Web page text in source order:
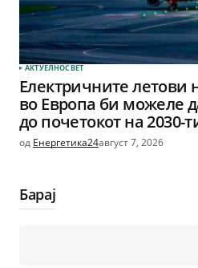
АКТУЕЛНОСВЕТ
Електричните летови
во Европа би можеле
до почетокот на 2030-
од Енергетика24август 7, 2026
Барај